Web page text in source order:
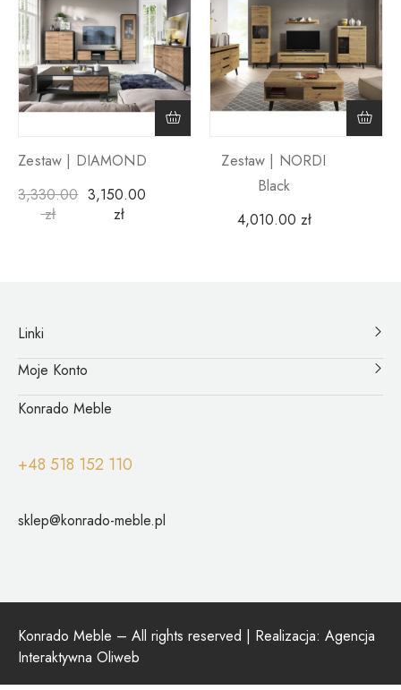
Zestaw | DIAMOND
3,330.00
zł
3,150.00
zł
Zestaw | NORDI
Black
4,010.00 zł
Linki
Moje Konto
Konrado Meble
+48 518 152 110
sklep@konrado-meble.pl
Konrado Meble – All rights reserved | Realizacja: Agencja
Interaktywna Oliweb